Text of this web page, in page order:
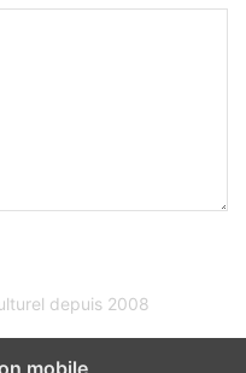
depuis 2008
mobile